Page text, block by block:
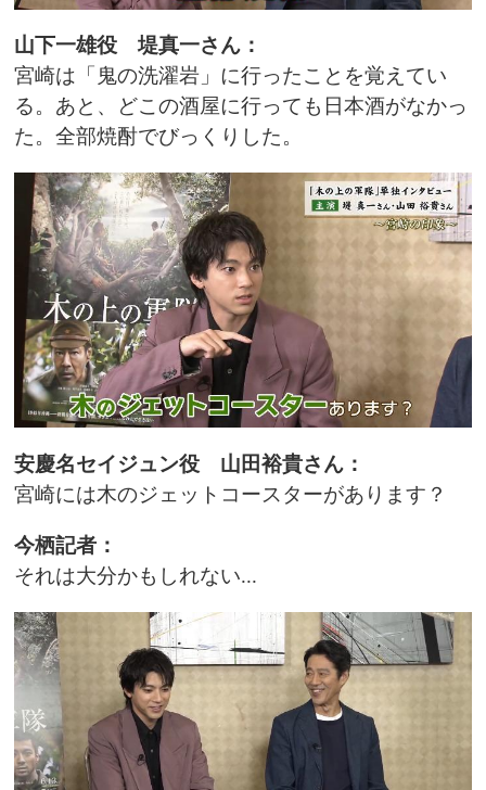
山下一雄役 堤真一さん：
宮崎は「鬼の洗濯岩」に行ったことを覚えてい
る。あと、どこの酒屋に行っても日本酒がなかっ
た。全部焼酎でびっくりした。
安慶名セイジュン役 山田裕貴さん：
宮崎には木のジェットコースターがあります？
今栖記者：
それは大分かもしれない...